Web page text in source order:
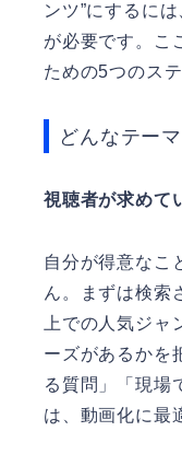
ンツ”にするに
が必要です。こ
ための5つのス
どんなテー
視聴者が求めて
自分が得意なこ
ん。まずは検索
上での人気ジ
ーズがあるかを
る質問」「現場
は、動画化に最